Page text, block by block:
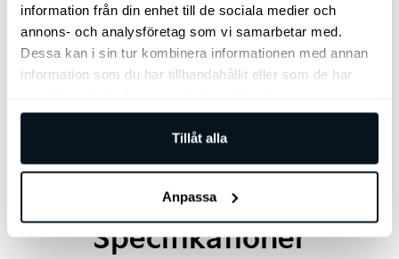
information från din enhet till de sociala medier och
annons- och analysföretag som vi samarbetar med.
Dessa kan i sin tur kombinera informationen med annan
information som du har tillhandahållit eller som de har
Tillåt alla
Anpassa
Arnegårdsgatan 4, 431 49 Mölndal
031 – 797 35 10
Jag vill bli kontaktad av säljare
Specifikationer